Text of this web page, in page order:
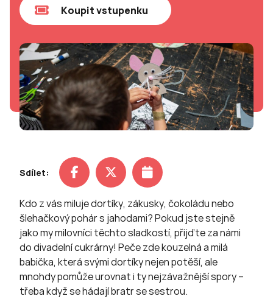
Koupit vstupenku
Sdílet:
Kdo z vás miluje dortíky, zákusky, čokoládu nebo
šlehačkový pohár s jahodami? Pokud jste stejně
jako my milovníci těchto sladkostí, přijďte za námi
do divadelní cukrárny! Peče zde kouzelná a milá
babička, která svými dortíky nejen potěší, ale
mnohdy pomůže urovnat i ty nejzávažnější spory –
třeba když se hádají bratr se sestrou.